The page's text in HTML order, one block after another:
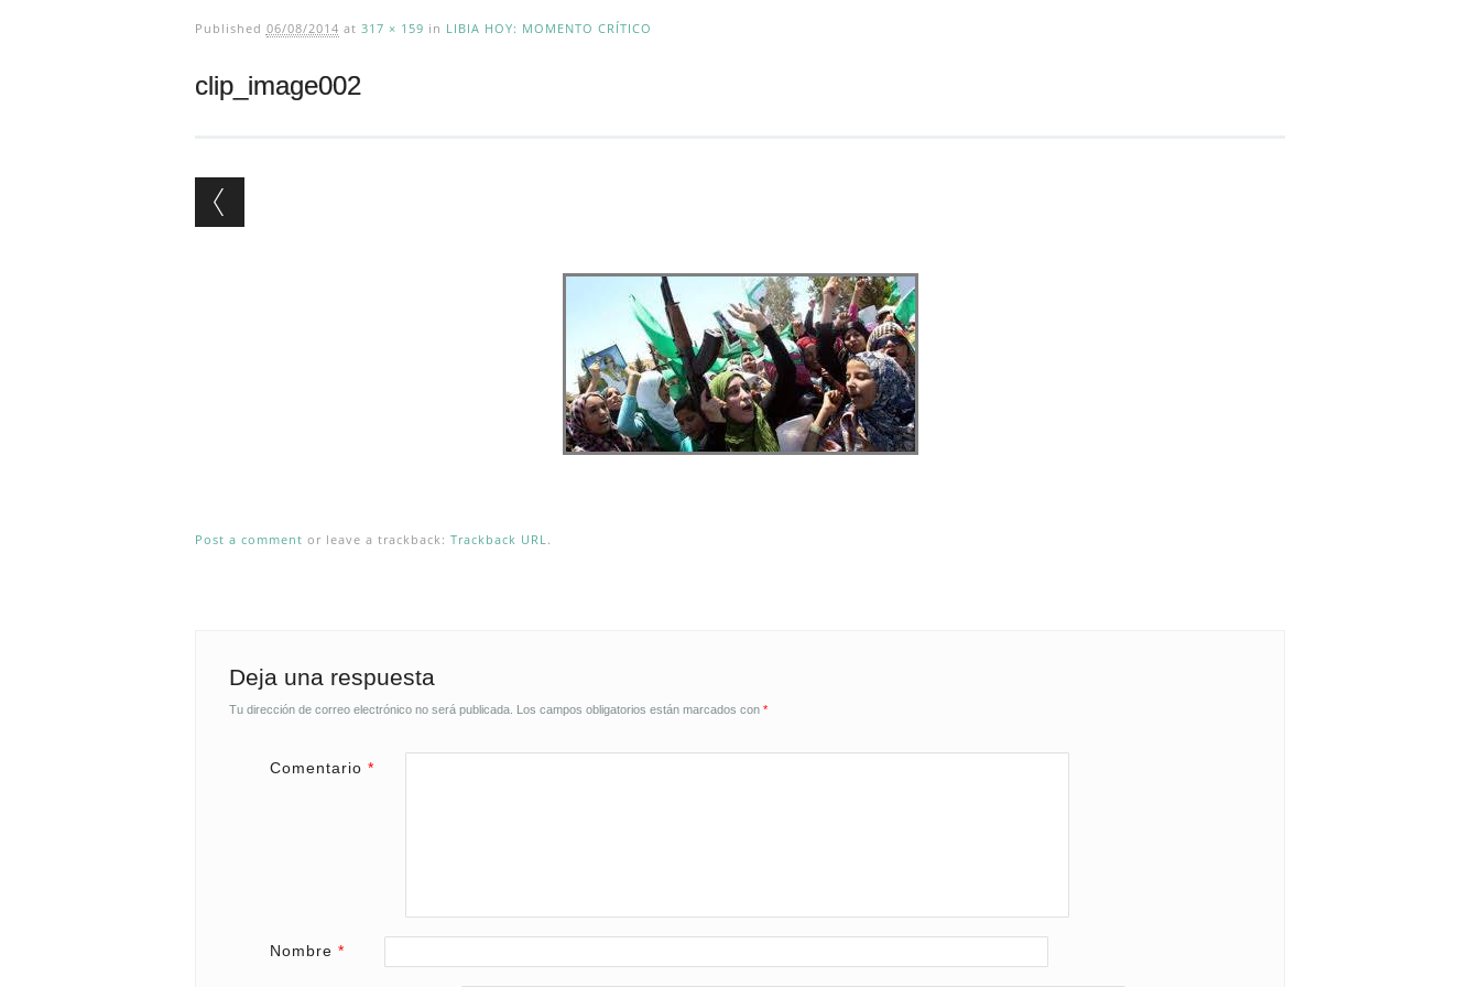
Published 06/08/2014 at 317 × 159 in LIBIA HOY: MOMENTO CRÍTICO
clip_image002
Post a comment or leave a trackback: Trackback URL .
Deja una respuesta
Tu dirección de correo electrónico no será publicada. Los campos obligatorios están marcados con *
Comentario *
Nombre *